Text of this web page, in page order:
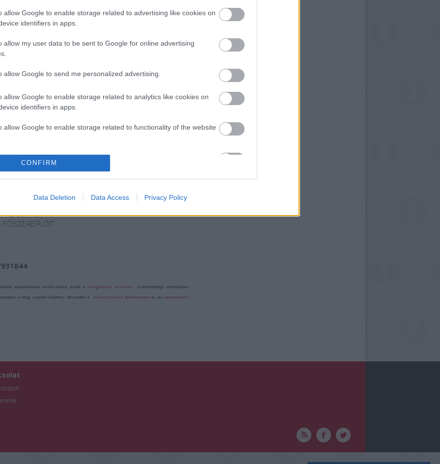
allow Google to enable storage related to advertising like cookies on
identifiers in apps.
allow my user data to be sent to Google for online advertising
allow Google to send me personalized advertising.
allow Google to enable storage related to analytics like cookies on
identifiers in apps.
allow Google to enable storage related to functionality of the website
allow Google to enable storage related to personalization.
allow Google to enable storage related to security, including
CONFIRM
Data Deletion Data Access Privacy Policy
NÉGY
TITOKZATOS
FŐHŐS EGY
ISMERD MEG
AZ EGYKUTYA
FŐSZEREPLŐIT
HIDEGHÁBORÚS
VILMÁNYI
FŐSZEREPLÉSÉVEL
10 KEDVENC
tartalomnak minősülnek, értük a szolgáltatás technikai üzemeltetője semmilyen
a blog szerkesztőjéhez. Részletek a Felhasználási feltételekben és azadatvédelmi